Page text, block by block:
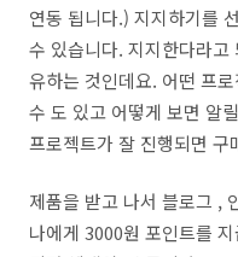
연동 됩니다.) 지지하기를
수 있습니다. 지지한다라
유하는 것인데요. 어떤 프
수 도 있고 어떻게 보면 알
프로젝트가 잘 진행되면 구
제품을 받고 나서 블로그 ,
나에게 3000원 포인트를